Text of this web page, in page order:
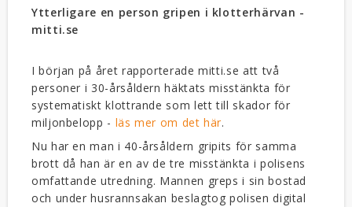
Ytterligare en person gripen i klotterhärvan -
mitti.se
I början på året rapporterade mitti.se att två
personer i 30-årsåldern häktats misstänkta för
systematiskt klottrande som lett till skador för
miljonbelopp - läs mer om det här.
Nu har en man i 40-årsåldern gripits för samma
brott då han är en av de tre misstänkta i polisens
omfattande utredning. Mannen greps i sin bostad
och under husrannsakan beslagtog polisen digital